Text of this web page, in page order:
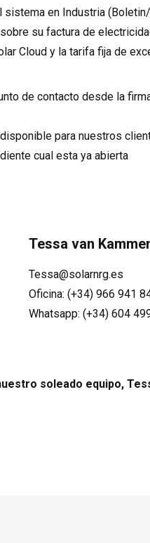
sistema en Industria
su factura de
Cloud y la tarifa fija de
de contacto desde la
para nuestros
cual esta ya abierta
Tessa van
Tessa@solarnrg.es
Oficina: (+34) 966 941
Whatsapp: (+34) 604
soleado equipo,